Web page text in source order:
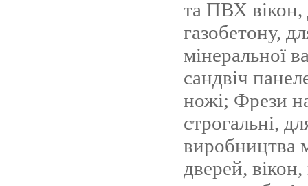
та ПВХ вікон,
газобетону,
мінеральної
сандвіч
ножі; Фрези
строгальні,
виробництва
дверей, вікон,